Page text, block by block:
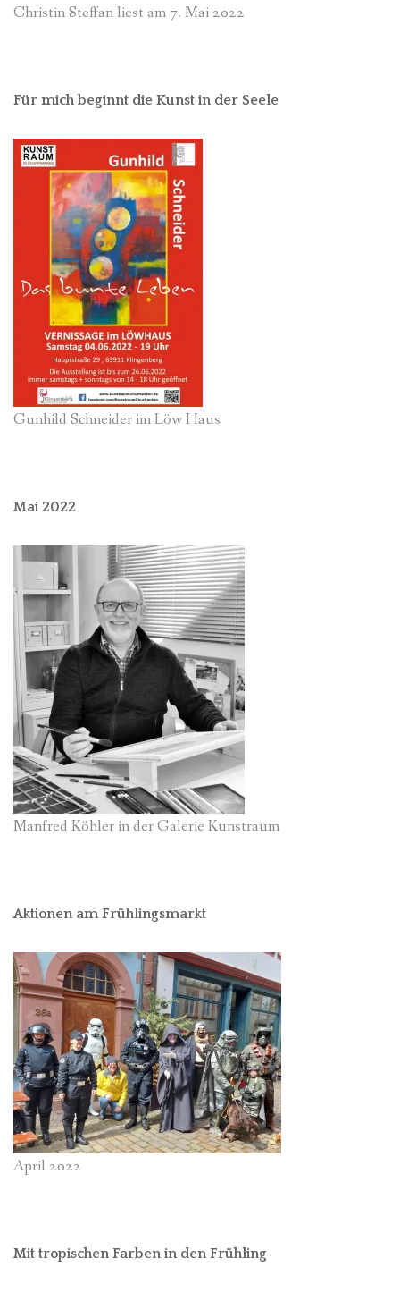
Christin Steffan liest am 7. Mai 2022
Für mich beginnt die Kunst in der Seele
Gunhild Schneider im Löw Haus
Mai 2022
Manfred Köhler in der Galerie Kunstraum
Aktionen am Frühlingsmarkt
April 2022
Mit tropischen Farben in den Frühling